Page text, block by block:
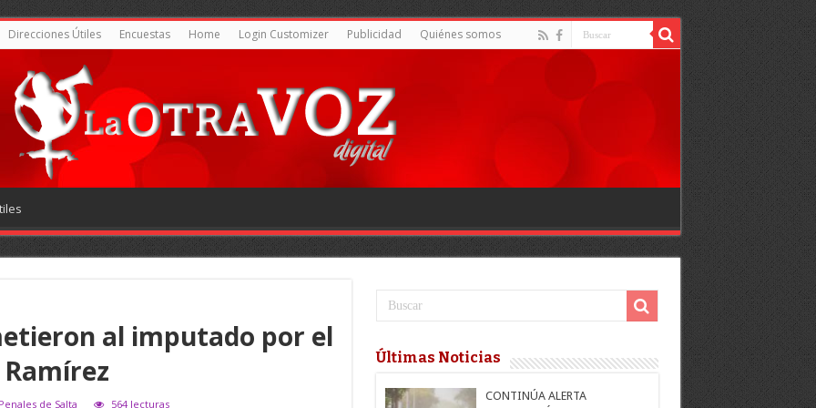
Direcciones Útiles Encuestas Home Login Customizer Publicidad Quiénes somos
al imputado por el
de Salta 564 lecturas
Últimas Noticias
CONTINÚA ALERTA